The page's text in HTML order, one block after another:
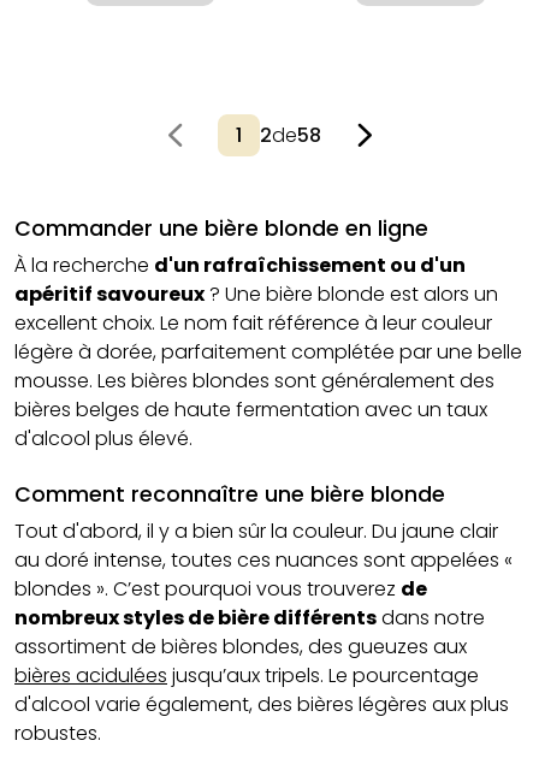
2de58
Commander une bière blonde en ligne
À la recherche d'un rafraîchissement ou d'un
apéritif savoureux ? Une bière blonde est alors un
excellent choix. Le nom fait référence à leur couleur
légère à dorée, parfaitement complétée par une belle
mousse. Les bières blondes sont généralement des
bières belges de haute fermentation avec un taux
d'alcool plus élevé.
Comment reconnaître une bière blonde
Tout d'abord, il y a bien sûr la couleur. Du jaune clair
au doré intense, toutes ces nuances sont appelées «
blondes ». C’est pourquoi vous trouverez de
nombreux styles de bière différentsdans notre
assortiment de bières blondes, des gueuzes aux
bières acidulées jusqu’aux tripels. Le pourcentage
d'alcool varie également, des bières légères aux plus
robustes.